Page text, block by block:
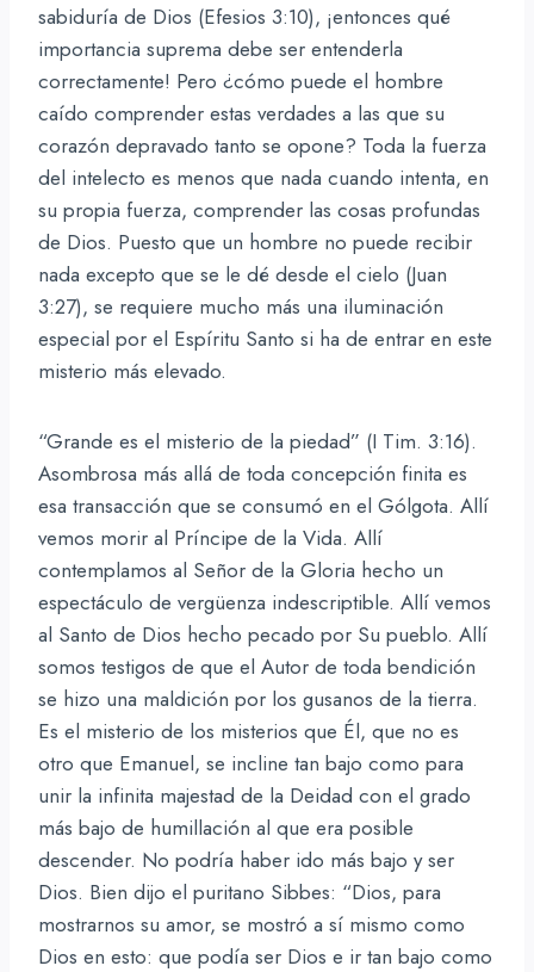
sabiduría de Dios (Efesios 3:10), ¡entonces qué
importancia suprema debe ser entenderla
correctamente! Pero ¿cómo puede el hombre
caído comprender estas verdades a las que su
corazón depravado tanto se opone? Toda la fuerza
del intelecto es menos que nada cuando intenta, en
su propia fuerza, comprender las cosas profundas
de Dios. Puesto que un hombre no puede recibir
nada excepto que se le dé desde el cielo (Juan
3:27), se requiere mucho más una iluminación
especial por el Espíritu Santo si ha de entrar en este
misterio más elevado.
“Grande es el misterio de la piedad” (I Tim. 3:16).
Asombrosa más allá de toda concepción finita es
esa transacción que se consumó en el Gólgota. Allí
vemos morir al Príncipe de la Vida. Allí
contemplamos al Señor de la Gloria hecho un
espectáculo de vergüenza indescriptible. Allí vemos
al Santo de Dios hecho pecado por Su pueblo. Allí
somos testigos de que el Autor de toda bendición
se hizo una maldición por los gusanos de la tierra.
Es el misterio de los misterios que Él, que no es
otro que Emanuel, se incline tan bajo como para
unir la infinita majestad de la Deidad con el grado
más bajo de humillación al que era posible
descender. No podría haber ido más bajo y ser
Dios. Bien dijo el puritano Sibbes: “Dios, para
mostrarnos su amor, se mostró a sí mismo como
Dios en esto: que podía ser Dios e ir tan bajo como